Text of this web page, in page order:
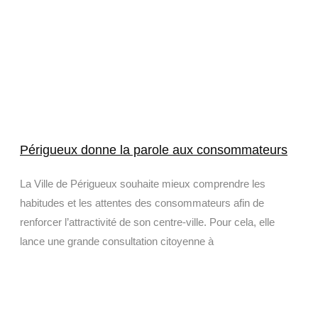
Périgueux donne la parole aux consommateurs
La Ville de Périgueux souhaite mieux comprendre les
habitudes et les attentes des consommateurs afin de
renforcer l’attractivité de son centre-ville. Pour cela, elle
lance une grande consultation citoyenne à